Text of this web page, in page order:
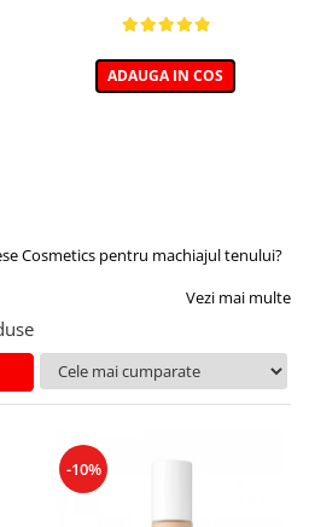
ADAUGA IN COS
Cosmetics pentru machiajul tenului?
Vezi mai multe
-10%